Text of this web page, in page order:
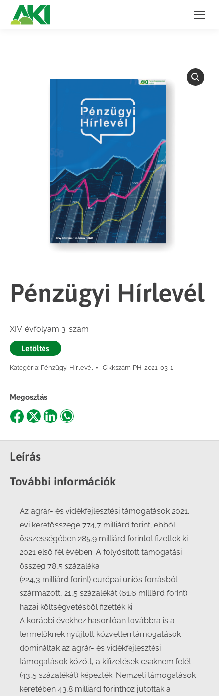
Pénzügyi Hírlevél
XIV. évfolyam 3. szám
Letöltés
Kategória: Pénzügyi Hírlevél Cikkszám: PH-2021-03-1
Megosztás
Share
Facebook
Share
X
ShareShare
Leírás
További információk
Az agrár- és vidékfejlesztési támogatások 2021.
évi keretösszege 774,7 milliárd forint, ebből
összességében 285,9 milliárd forintot fizettek ki
2021 első fél évében. A folyósított támogatási
összeg 78,5 százaléka
(224,3 milliárd forint) európai uniós forrásból
származott, 21,5 százalékát (61,6 milliárd forint)
hazai költségvetésből fizették ki.
A korábbi évekhez hasonlóan továbbra is a
termelőknek nyújtott közvetlen támogatások
domináltak az agrár- és vidékfejlesztési
támogatások között, a kifizetések csaknem felét
(43,5 százalékát) képezték. Nemzeti támogatások
keretében 43,8 milliárd forinthoz jutottak a